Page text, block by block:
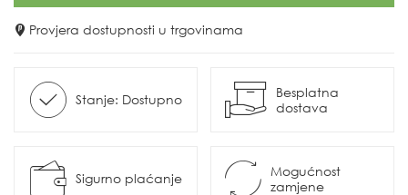
Provjera dostupnosti u trgovinama
Stanje: Dostupno
Besplatna
dostava
Sigurno plaćanje
Mogućnost
zamjene